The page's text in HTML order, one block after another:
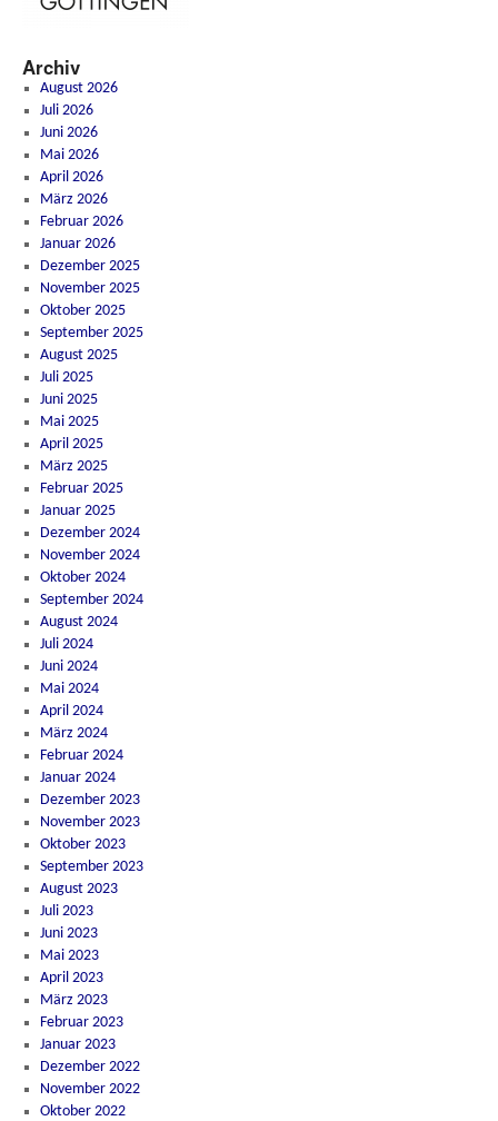
Archiv
August 2026
Juli 2026
Juni 2026
Mai 2026
April 2026
März 2026
Februar 2026
Januar 2026
Dezember 2025
November 2025
Oktober 2025
September 2025
August 2025
Juli 2025
Juni 2025
Mai 2025
April 2025
März 2025
Februar 2025
Januar 2025
Dezember 2024
November 2024
Oktober 2024
September 2024
August 2024
Juli 2024
Juni 2024
Mai 2024
April 2024
März 2024
Februar 2024
Januar 2024
Dezember 2023
November 2023
Oktober 2023
September 2023
August 2023
Juli 2023
Juni 2023
Mai 2023
April 2023
März 2023
Februar 2023
Januar 2023
Dezember 2022
November 2022
Oktober 2022